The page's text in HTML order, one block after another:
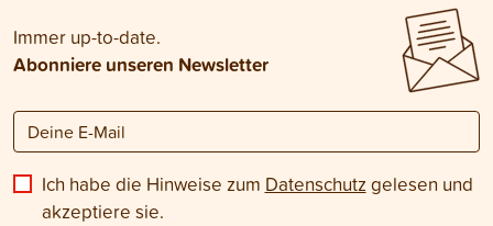
Immer up-to-date.
Abonniere unseren Newsletter
Ich habe die Hinweise zum Datenschutz gelesen und
akzeptiere sie.